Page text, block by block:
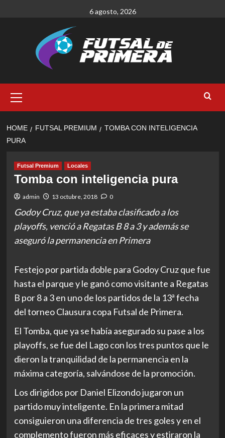
6 agosto, 2026
Menu
HOME FUTSAL PREMIUM
TOMBA CON INTELIGENCIA
PURA
Futsal Premium Locales
Tomba con inteligencia pura
admin 13 octubre, 2018 0
Godoy Cruz, que ya estaba clasificado a los
playoffs, venció a Regatas B 8 a 3 y además se
aseguró la permanencia en Primera
Festejo por partida doble para Godoy Cruz que fue
hasta el parque y le ganó como visitante a Regatas
B por 8 a 3 en uno de los partidos de la 13ª fecha
del torneo Clausura copa Futsal de Primera.
El Tomba, que ya se había asegurado su pase a los
playoffs, se fue del Lago con los tres puntos que le
dieron la tranquilidad de la permanencia en la
máxima categoría, salvándose de la promoción.
Los dirigidos por Daniel Elizondo jugaron un
partido muy inteligente. En la primera mitad
consiguieron una diferencia de tres goles y en el
complemento fueron más eficaces y estiraron la